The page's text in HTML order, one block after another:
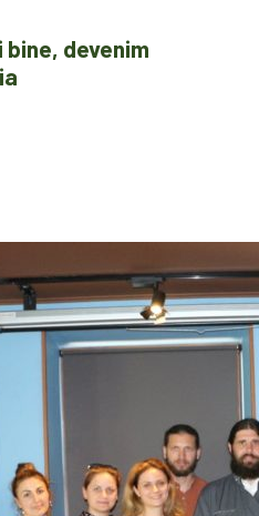
devenim